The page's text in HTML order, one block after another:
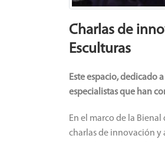
Charlas de
Esculturas
Este espacio, dedicado
especialistas que han
En el marco de la
charlas de innovación y